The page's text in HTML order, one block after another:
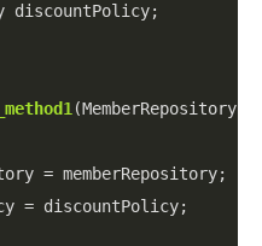
discountPolicy;
(MemberRepository
= memberRepository;
= discountPolicy;